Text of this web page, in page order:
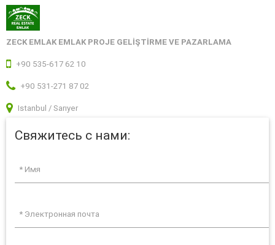
ZECK EMLAK EMLAK PROJE GELİŞTİRME VE PAZARLAMA
+90 535-617 62 10
+90 531-271 87 02
Istanbul / Sarıyer
Свяжитесь с нами: